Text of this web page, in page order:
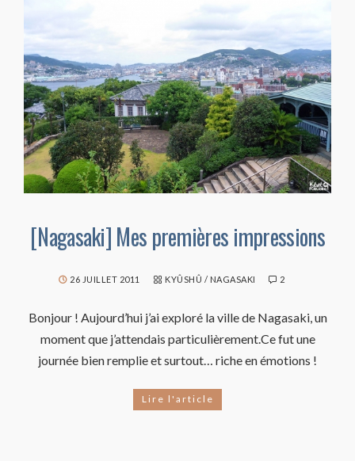
[Nagasaki] Mes premières impressions
26 JUILLET 2011 KYÛSHÛ / NAGASAKI 2
Bonjour ! Aujourd’hui j’ai exploré la ville de Nagasaki, un
moment que j’attendais particulièrement.Ce fut une
journée bien remplie et surtout… riche en émotions !
Lire l'article